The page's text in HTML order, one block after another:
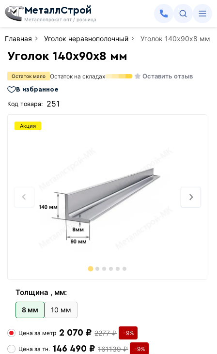
МеталлСтрой
Металлопрокат опт / розница
Главная Уголок неравнополочный Уголок 140х90х8 мм
Уголок 140х90х8 мм
Остаток мало Остаток на складах Оставить отзыв
В избранное
Код товара: 251
Акция
Толщина , мм:
8 мм 10 мм
Цена за метр 2 070 ₽ 2277 ₽ -9%
Цена затн. 146 490 ₽ 161139 ₽ -9%